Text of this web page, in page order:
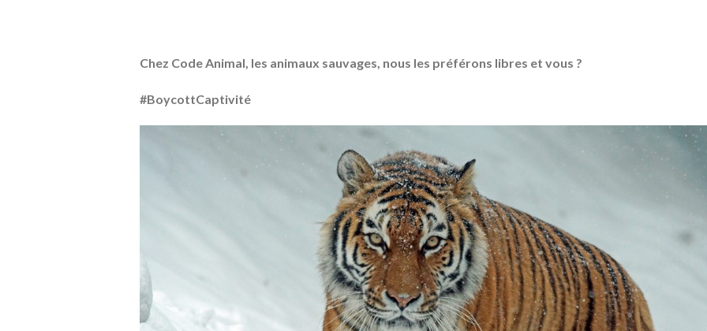
Chez Code Animal, les animaux sauvages, nous les préférons libres et vous ?
#BoycottCaptivité